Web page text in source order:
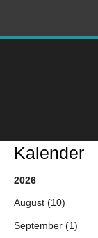
Kalender
2026
August (10)
September (1)